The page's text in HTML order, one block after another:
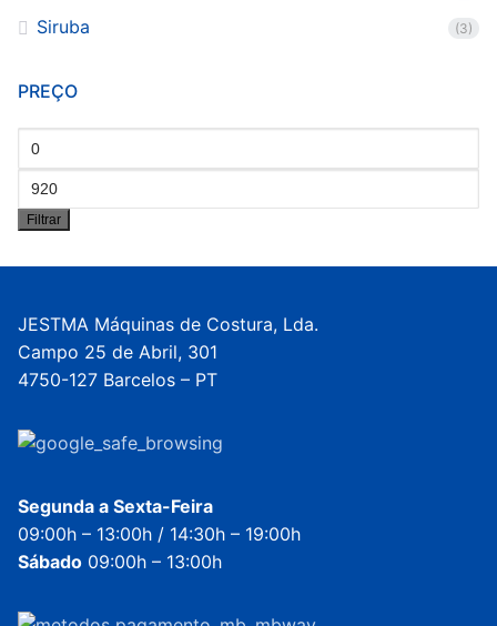
Siruba (3)
PREÇO
Preço
mínimo
Preço
máximo
Filtrar
JESTMA Máquinas de Costura, Lda.
Campo 25 de Abril, 301
4750-127 Barcelos – PT
Segunda a Sexta-Feira
09:00h – 13:00h / 14:30h – 19:00h
Sábado 09:00h – 13:00h